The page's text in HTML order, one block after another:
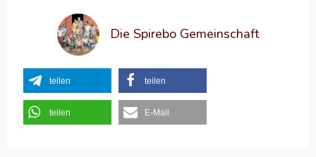
Die Spirebo Gemeinschaft
teilen teilen
teilen E-Mail